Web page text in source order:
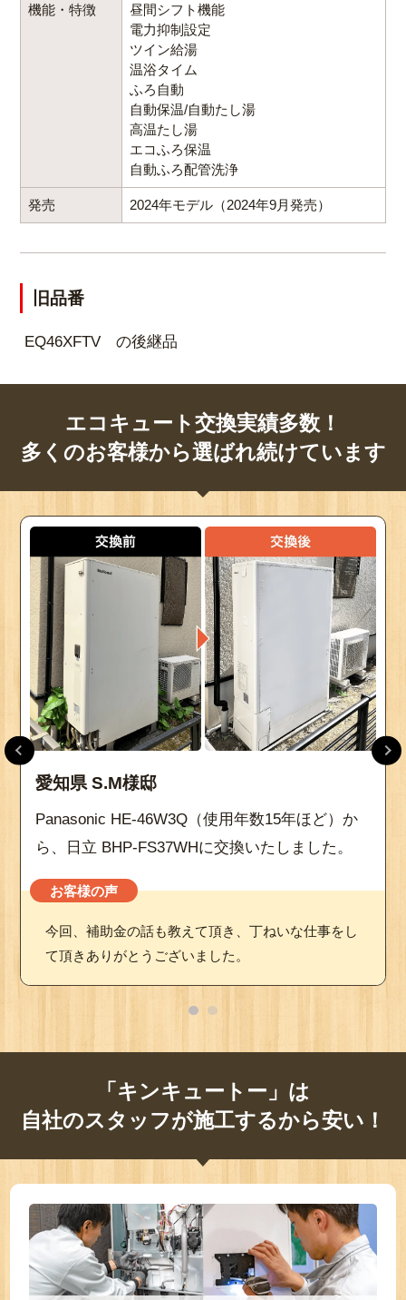
機能・特徴
昼間シフト機能
電力抑制設定
ツイン給湯
温浴タイム
ふろ自動
自動保温/自動たし湯
高温たし湯
エコふろ保温
自動ふろ配管洗浄
発売 2024年モデル（2024年9月発売）
旧品番
EQ46XFTV の後継品
エコキュート交換実績多数！
多くのお客様から選ばれ続けています
愛知県 S.M様邸
Panasonic HE-46W3Q（使用年数15年ほど）か
ら、日立 BHP-FS37WHに交換いたしました。
お客様の声
今回、補助金の話も教えて頂き、丁ねいな仕事をし
て頂きありがとうございました。
「キンキュートー」は
自社のスタッフが施工するから安い！